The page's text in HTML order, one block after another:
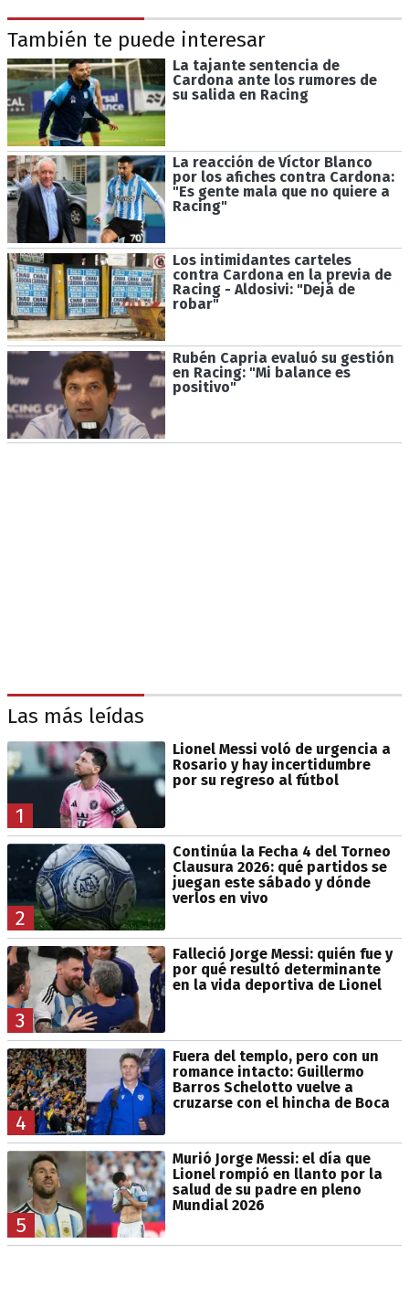
También te puede interesar
La tajante sentencia de
Cardona ante los rumores de
su salida en Racing
La reacción de Víctor Blanco
por los afiches contra Cardona:
"Es gente mala que no quiere a
Racing"
Los intimidantes carteles
contra Cardona en la previa de
Racing - Aldosivi: "Dejá de
robar"
Rubén Capria evaluó su gestión
en Racing: "Mi balance es
positivo"
Las más leídas
1
Lionel Messi voló de urgencia a
Rosario y hay incertidumbre
por su regreso al fútbol
2
Continúa la Fecha 4 del Torneo
Clausura 2026: qué partidos se
juegan este sábado y dónde
verlos en vivo
3
Falleció Jorge Messi: quién fue y
por qué resultó determinante
en la vida deportiva de Lionel
4
Fuera del templo, pero con un
romance intacto: Guillermo
Barros Schelotto vuelve a
cruzarse con el hincha de Boca
5
Murió Jorge Messi: el día que
Lionel rompió en llanto por la
salud de su padre en pleno
Mundial 2026